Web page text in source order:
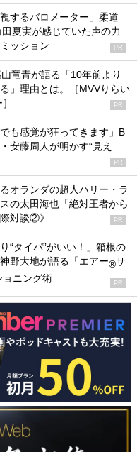
するバロメーター」柔道
夏実が感じていた声の力
ッション
PR
竜青が語る「10年前より
」理由とは。［MVVりらい
PR
も感覚が狂ってきます」B
安藤周人が明かす“見え
PR
オランダの超人ハリー・ラ
の太田海也「絶対王者から
対談②》
PR
“タイパ”がいい！」箱根の
野大地が語る「エアー®サ
ョニング術 PR